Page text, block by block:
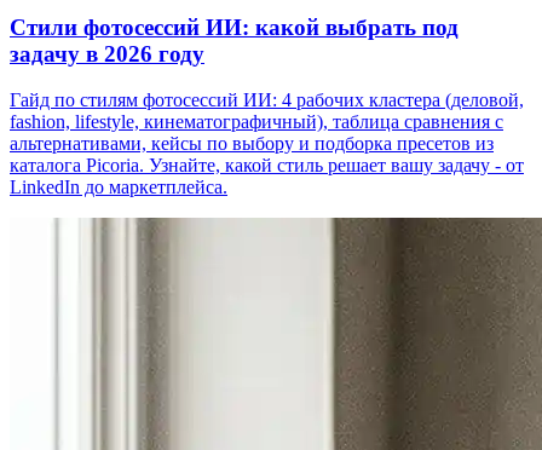
Стили фотосессий ИИ: какой выбрать под
задачу в 2026 году
Гайд по стилям фотосессий ИИ: 4 рабочих кластера (деловой,
fashion, lifestyle, кинематографичный), таблица сравнения с
альтернативами, кейсы по выбору и подборка пресетов из
каталога Picoria. Узнайте, какой стиль решает вашу задачу - от
LinkedIn до маркетплейса.